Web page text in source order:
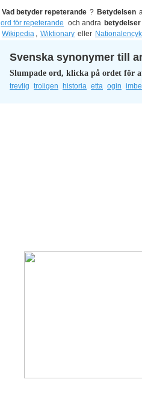
Vad betyder repeterande ? Betydelsen
ord för repeterande och andra betydelser
Wikipedia , Wiktionary eller
Svenska synonymer till
Slumpade ord, klicka på ordet för
trevlig troligen historia etta ogin